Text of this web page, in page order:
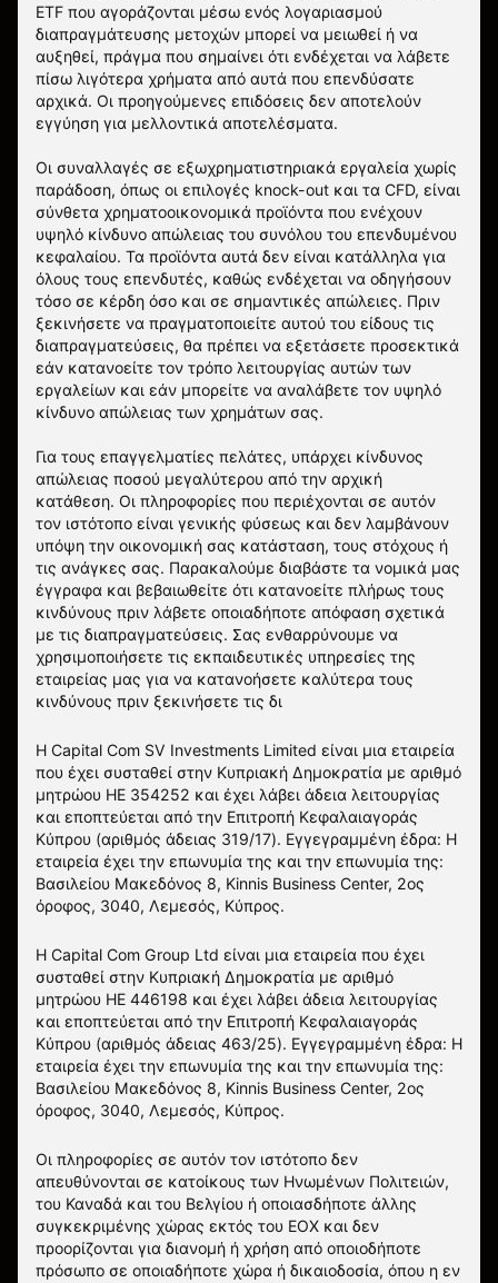
ETF που αγοράζονται μέσω ενός λογαριασμού
διαπραγμάτευσης μετοχών μπορεί να μειωθεί ή να
αυξηθεί, πράγμα που σημαίνει ότι ενδέχεται να λάβετε
πίσω λιγότερα χρήματα από αυτά που επενδύσατε
αρχικά. Οι προηγούμενες επιδόσεις δεν αποτελούν
εγγύηση για μελλοντικά αποτελέσματα.
Οι συναλλαγές σε εξωχρηματιστηριακά εργαλεία χωρίς
παράδοση, όπως οι επιλογές knock-out και τα CFD, είναι
σύνθετα χρηματοοικονομικά προϊόντα που ενέχουν
υψηλό κίνδυνο απώλειας του συνόλου του επενδυμένου
κεφαλαίου. Τα προϊόντα αυτά δεν είναι κατάλληλα για
όλους τους επενδυτές, καθώς ενδέχεται να οδηγήσουν
τόσο σε κέρδη όσο και σε σημαντικές απώλειες. Πριν
ξεκινήσετε να πραγματοποιείτε αυτού του είδους τις
διαπραγματεύσεις, θα πρέπει να εξετάσετε προσεκτικά
εάν κατανοείτε τον τρόπο λειτουργίας αυτών των
εργαλείων και εάν μπορείτε να αναλάβετε τον υψηλό
κίνδυνο απώλειας των χρημάτων σας.
Για τους επαγγελματίες πελάτες, υπάρχει κίνδυνος
απώλειας ποσού μεγαλύτερου από την αρχική
κατάθεση. Οι πληροφορίες που περιέχονται σε αυτόν
τον ιστότοπο είναι γενικής φύσεως και δεν λαμβάνουν
υπόψη την οικονομική σας κατάσταση, τους στόχους ή
τις ανάγκες σας. Παρακαλούμε διαβάστε τα νομικά μας
έγγραφα και βεβαιωθείτε ότι κατανοείτε πλήρως τους
κινδύνους πριν λάβετε οποιαδήποτε απόφαση σχετικά
με τις διαπραγματεύσεις. Σας ενθαρρύνουμε να
χρησιμοποιήσετε τις εκπαιδευτικές υπηρεσίες της
εταιρείας μας για να κατανοήσετε καλύτερα τους
κινδύνους πριν ξεκινήσετε τις δι
Η Capital Com SV Investments Limited είναι μια εταιρεία
που έχει συσταθεί στην Κυπριακή Δημοκρατία με αριθμό
μητρώου HE 354252 και έχει λάβει άδεια λειτουργίας
και εποπτεύεται από την Επιτροπή Κεφαλαιαγοράς
Κύπρου (αριθμός άδειας 319/17). Εγγεγραμμένη έδρα: Η
εταιρεία έχει την επωνυμία της και την επωνυμία της:
Βασιλείου Μακεδόνος 8, Kinnis Business Center, 2ος
όροφος, 3040, Λεμεσός, Κύπρος.
Η Capital Com Group Ltd είναι μια εταιρεία που έχει
συσταθεί στην Κυπριακή Δημοκρατία με αριθμό
μητρώου ΗΕ 446198 και έχει λάβει άδεια λειτουργίας
και εποπτεύεται από την Επιτροπή Κεφαλαιαγοράς
Κύπρου (αριθμός άδειας 463/25). Εγγεγραμμένη έδρα: Η
εταιρεία έχει την επωνυμία της και την επωνυμία της:
Βασιλείου Μακεδόνος 8, Kinnis Business Center, 2ος
όροφος, 3040, Λεμεσός, Κύπρος.
Οι πληροφορίες σε αυτόν τον ιστότοπο δεν
απευθύνονται σε κατοίκους των Ηνωμένων Πολιτειών,
του Καναδά και του Βελγίου ή οποιασδήποτε άλλης
συγκεκριμένης χώρας εκτός του ΕΟΧ και δεν
προορίζονται για διανομή ή χρήση από οποιοδήποτε
πρόσωπο σε οποιαδήποτε χώρα ή δικαιοδοσία, όπου η εν